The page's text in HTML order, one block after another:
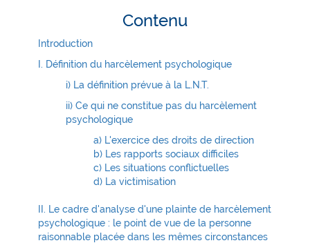
Contenu
Introduction
I. Définition du harcèlement psychologique
i) La définition prévue à la L.N.T.
ii) Ce qui ne constitue pas du harcèlement
psychologique
a) L'exercice des droits de direction
b) Les rapports sociaux difficiles
c) Les situations conflictuelles
d) La victimisation
II. Le cadre d'analyse d'une plainte de harcèlement
psychologique : le point de vue de la personne
raisonnable placée dans les mêmes circonstances